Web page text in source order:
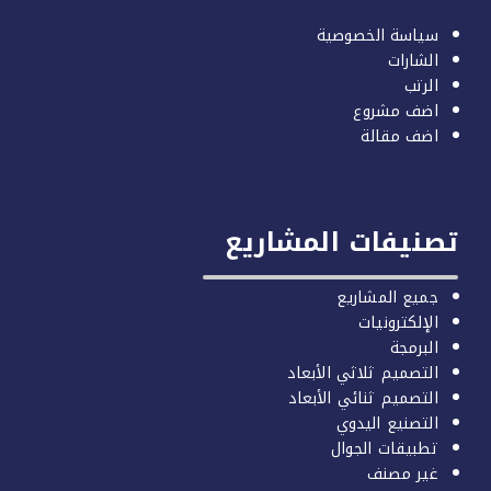
سياسة الخصوصية
الشارات
الرتب
اضف مشروع
اضف مقالة
المشاريع
جميع المشاريع
الإلكترونيات
البرمجة
التصميم ثلاثي الأبعاد
التصميم ثنائي الأبعاد
التصنيع اليدوي
تطبيقات الجوال
غير مصنف